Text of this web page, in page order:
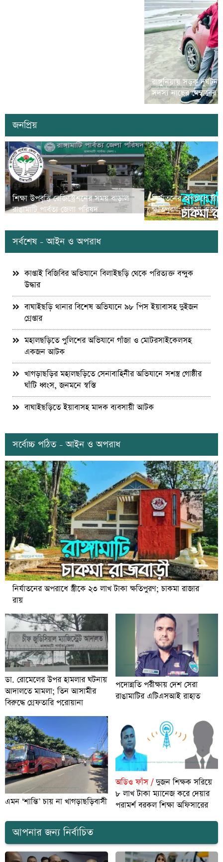
রাঙ্গুনিয়ায় সড়ক
সদস্য নাছের মেম্বারের
জনপ্রিয়
শিক্ষা উপবৃত্তি রেজিস্ট্রেশনের সময় বাড়াল
রাঙামাটি পার্বত্য জেলা পরিষদ
নির্যাতনের অপরাধে
ক্ষতিপুরণ; চাকমা
সর্বশেষ - আইন ও অপরাধ
কাপ্তাই বিজিবির অভিযানে বিলাইছড়ি থেকে পরিত্যক্ত বন্দুক
উদ্ধার
বাঘাইছড়ি থানার বিশেষ অভিযানে ৯৮ পিস ইয়াবাসহ দুইজন
গ্রেপ্তার
মহালছড়িতে পুলিশের অভিযানে গাঁজা ও মোটরসাইকেলসহ
একজন আটক
খাগড়াছড়ির মহালছড়িতে সেনাবাহিনীর অভিযানে সশস্ত্র গোষ্ঠীর
ঘাঁটি ধ্বংস, জনমনে স্বস্তি
বাঘাইছড়িতে ইয়াবাসহ মাদক ব্যবসায়ী আটক
সর্বোচ্চ পঠিত - আইন ও অপরাধ
নির্যাতনের অপরাধে স্ত্রীকে ২৩ লাখ টাকা ক্ষতিপুরণ; চাকমা রাজার
রায়
ডা. রোমেলের উপর হামলার ঘটনায়
আদালতে মামলা; তিন আসামীর
বিরুদ্ধে গ্রেফতারি পরোয়ানা
পদোন্নতি পরীক্ষায় দেশ সেরা
রাঙামাটির এটিএসআই রাহাত
এমন ‘শান্তি’ চায় না খাগড়াছড়িবাসী
অডিও ফাঁস /দুজন শিক্ষক সরিয়ে
৮ লাখ টাকা ম্যানেজ করে দেয়ার
পরামর্শ বরকল শিক্ষা অফিসারের
আপনার জন্য নির্বাচিত